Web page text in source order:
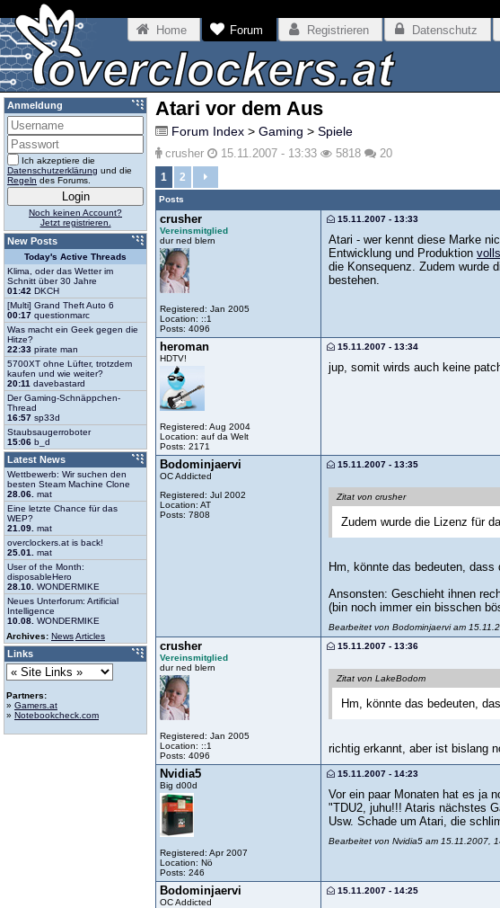
Home Forum Registrieren Datenschutz
Atari vor dem Aus
Forum Index > Gaming > Spiele
crusher 15.11.2007 - 13:33 5818 20
1 2
Posts
crusher
Vereinsmitglied
dur ned blern
Registered: Jan 2005
Location: ::1
Posts: 4096
15.11.2007 - 13:33
Atari - wer kennt diese Marke
Entwicklung und Produktion
die Konsequenz. Zudem wurde
bestehen.
heroman
HDTV!
Registered: Aug 2004
Location: auf da Welt
Posts: 2171
15.11.2007 - 13:34
jup, somit wirds auch keine
Bodominjaervi
OC Addicted
Registered: Jul 2002
Location: AT
Posts: 7808
15.11.2007 - 13:35
Zitat von crusher
Zudem wurde die Lizenz für
Hm, könnte das bedeuten,
Ansonsten: Geschieht ihnen
(bin noch immer ein bisschen
Bearbeitet von Bodominjaervi am
crusher
Vereinsmitglied
dur ned blern
Registered: Jan 2005
Location: ::1
Posts: 4096
15.11.2007 - 13:36
Zitat von LakeBodom
Hm, könnte das bedeuten,
richtig erkannt, aber ist bislang
Nvidia5
Big d00d
Registered: Apr 2007
Location: Nö
Posts: 246
15.11.2007 - 14:23
Vor ein paar Monaten hat es ja
"TDU2, juhu!!! Ataris nächstes
Usw. Schade um Atari, die
Bearbeitet von Nvidia5 am 15.11.2007,
Bodominjaervi
OC Addicted
15.11.2007 - 14:25
Anmeldung
Ich akzeptiere die
Datenschutzerklärung und die
Regeln des Forums.
Noch keinen Account?
Jetzt registrieren.
New Posts
Today's Active Threads
Klima, oder das Wetter im
Schnitt über 30 Jahre
01:42 DKCH
[Multi] Grand Theft Auto 6
00:17 questionmarc
Was macht ein Geek gegen die
Hitze?
22:33 pirate man
5700XT ohne Lüfter, trotzdem
kaufen und wie weiter?
20:11 davebastard
Der Gaming-Schnäppchen-
Thread
16:57 sp33d
Staubsaugerroboter
15:06 b_d
Latest News
Wettbewerb: Wir suchen den
besten Steam Machine Clone
28.06. mat
Eine letzte Chance für das
WEP?
21.09. mat
overclockers.at is back!
25.01.
mat
User of the Month:
disposableHero
28.10. WONDERMIKE
Neues Unterforum: Artificial
Intelligence
10.08. WONDERMIKE
Archives: NewsArticles
Links
Partners:
» Gamers.at
» Notebookcheck.com